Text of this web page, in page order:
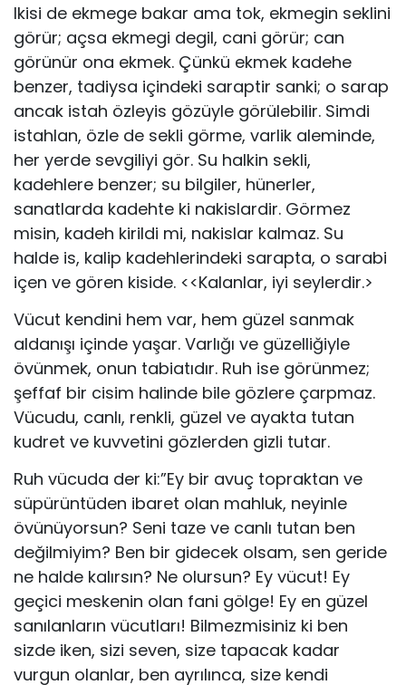
Ikisi de ekmege bakar ama tok, ekmegin seklini
görür; açsa ekmegi degil, cani görür; can
görünür ona ekmek. Çünkü ekmek kadehe
benzer, tadiysa içindeki saraptir sanki; o sarap
ancak istah özleyis gözüyle görülebilir. Simdi
istahlan, özle de sekli görme, varlik aleminde,
her yerde sevgiliyi gör. Su halkin sekli,
kadehlere benzer; su bilgiler, hünerler,
sanatlarda kadehte ki nakislardir. Görmez
misin, kadeh kirildi mi, nakislar kalmaz. Su
halde is, kalip kadehlerindeki sarapta, o sarabi
içen ve gören kiside. <<Kalanlar, iyi seylerdir.>
Vücut kendini hem var, hem güzel sanmak
aldanışı içinde yaşar. Varlığı ve güzelliğiyle
övünmek, onun tabiatıdır. Ruh ise görünmez;
şeffaf bir cisim halinde bile gözlere çarpmaz.
Vücudu, canlı, renkli, güzel ve ayakta tutan
kudret ve kuvvetini gözlerden gizli tutar.
Ruh vücuda der ki:”Ey bir avuç topraktan ve
süpürüntüden ibaret olan mahluk, neyinle
övünüyorsun? Seni taze ve canlı tutan ben
değilmiyim? Ben bir gidecek olsam, sen geride
ne halde kalırsın? Ne olursun? Ey vücut! Ey
geçici meskenin olan fani gölge! Ey en güzel
sanılanların vücutları! Bilmezmisiniz ki ben
sizde iken, sizi seven, size tapacak kadar
vurgun olanlar, ben ayrılınca, size kendi